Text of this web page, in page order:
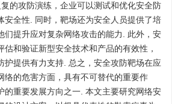
的攻防演练，企业可以测试和优化安全防
安全性. 同时，靶场还为安全人员提供了培
们提升应对复杂网络攻击的能力. 此外，安
和验证新型安全技术和产品的有效性，
护提供有力支持. 总之，安全攻防靶场在应
络的危害方面，具有不可替代的重要作
的重要发展方向之一. 本文主要研究网络安